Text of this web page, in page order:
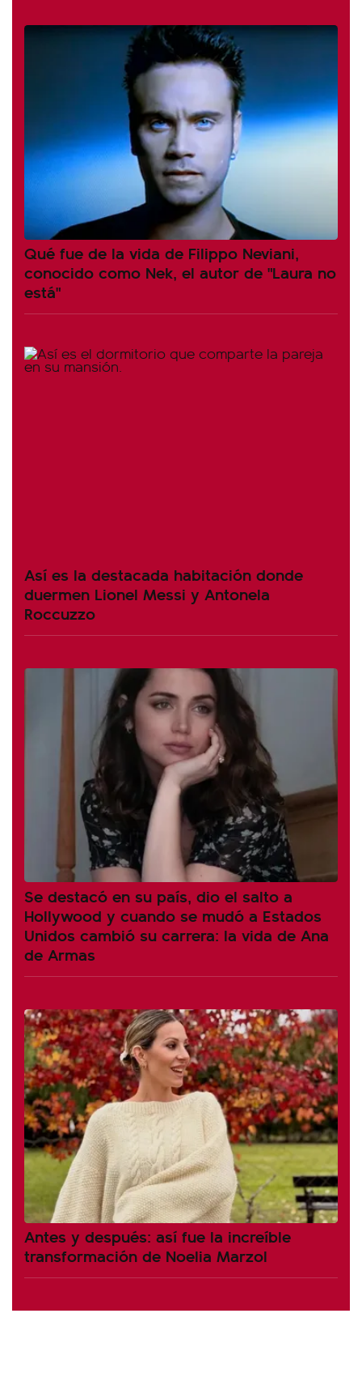
Qué fue de la vida de Filippo Neviani,
conocido como Nek, el autor de "Laura no
está"
Así es la destacada habitación donde
duermen Lionel Messi y Antonela
Roccuzzo
Se destacó en su país, dio el salto a
Hollywood y cuando se mudó a Estados
Unidos cambió su carrera: la vida de Ana
de Armas
Antes y después: así fue la increíble
transformación de Noelia Marzol